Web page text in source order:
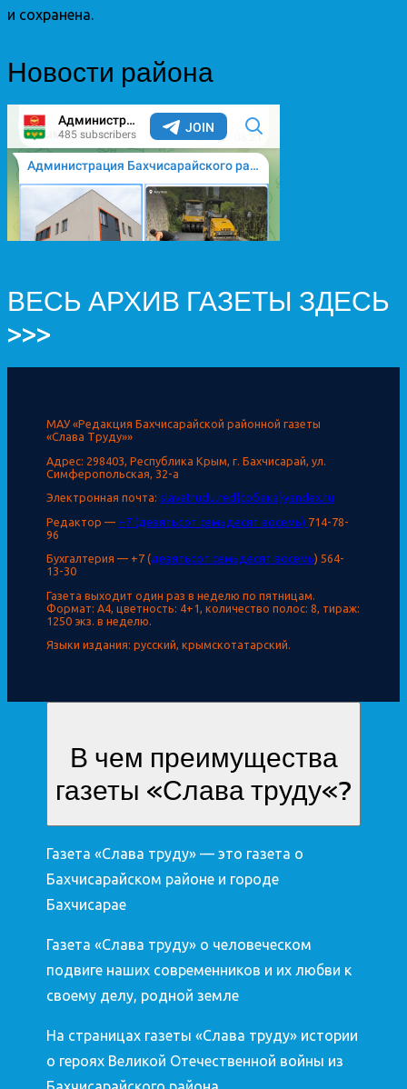
и сохранена.
Новости района
ВЕСЬ АРХИВ ГАЗЕТЫ ЗДЕСЬ
>>>
МАУ «Редакция Бахчисарайской районной газеты
«Слава Труду»»
Адрес: 298403, Республика Крым, г. Бахчисарай, ул.
Симферопольская, 32-а
Электронная почта: slavatrudu.red{собака}yandex.ru
Редактор — +7 (девятьсот семьдесят восемь) 714-78-
96
Бухгалтерия — +7 (девятьсот семьдесят восемь) 564-
13-30
Газета выходит один раз в неделю по пятницам.
Формат: А4, цветность: 4+1, количество полос: 8, тираж:
1250 экз. в неделю.
Языки издания: русский, крымскотатарский.
В чем преимущества
газеты «Слава труду«?
Газета «Слава труду» — это газета о
Бахчисарайском районе и городе
Бахчисарае
Газета «Слава труду» о человеческом
подвиге наших современников и их любви к
своему делу, родной земле
На страницах газеты «Слава труду» истории
о героях Великой Отечественной войны из